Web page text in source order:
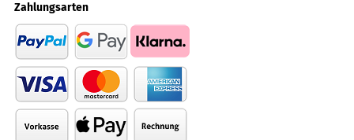
Zahlungsarten